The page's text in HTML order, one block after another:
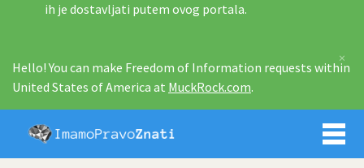
ih je dostavljati putem ovog portala.
Hello! You can make Freedom of Information requests within
United States of America at MuckRock.com.
×
Imamo